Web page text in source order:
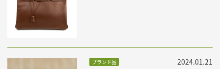
ブランド品 2024.01.21